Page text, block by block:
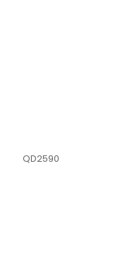
QD2590